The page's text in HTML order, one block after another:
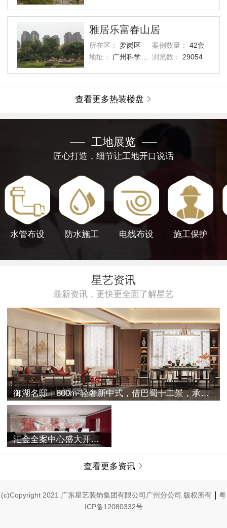
雅居乐富春山居
所在区： 萝岗区 案例数量：
42套
地址：
广州科学城西区 浏览数： 29054
查看更多热装楼盘 
工地展览
匠心打造，细节让工地开口说话
水管布设 防水施工 电线布设 施工保护
星艺资讯
最新资讯，更快更全面了解星艺
御湖名邸｜800m²轻奢新中式，借巴蜀十二景，承古典之空灵
汇金全案中心盛大开业 | 融合过往与未来，唤醒家的美学记忆
查看更多资讯 
(c)Copyright 2021 广东星艺装饰集团有限公司广州分公司 版权所有 | 粤
ICP备12080332号